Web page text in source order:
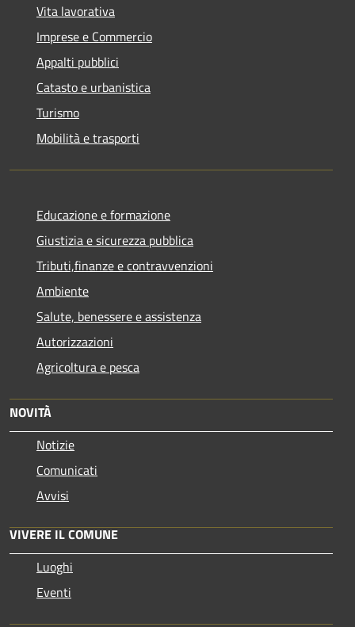
Vita lavorativa
Imprese e Commercio
Appalti pubblici
Catasto e urbanistica
Turismo
Mobilità e trasporti
Educazione e formazione
Giustizia e sicurezza pubblica
Tributi,finanze e contravvenzioni
Ambiente
Salute, benessere e assistenza
Autorizzazioni
Agricoltura e pesca
NOVITÀ
Notizie
Comunicati
Avvisi
VIVERE IL COMUNE
Luoghi
Eventi